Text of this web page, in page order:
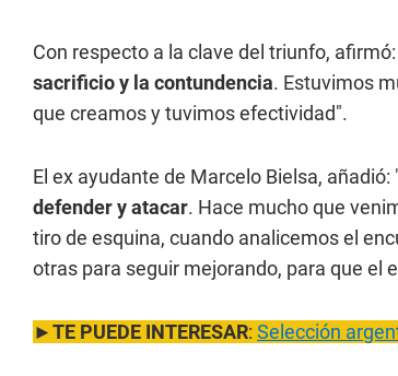
Con respecto a la clave del triunfo, afirmó:
sacrificio y la contundencia. Estuvimos
que creamos y tuvimos efectividad".
El ex ayudante de Marcelo Bielsa, añadió:
defender y atacar. Hace mucho que
tiro de esquina, cuando analicemos el
otras para seguir mejorando, para que el
►TE PUEDE INTERESAR: Selección